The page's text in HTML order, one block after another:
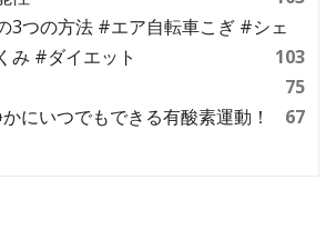
3つの方法 #エア自転車こぎ #シェ
み #ダイエット
103
75
にいつでもできる有酸素運動！
67